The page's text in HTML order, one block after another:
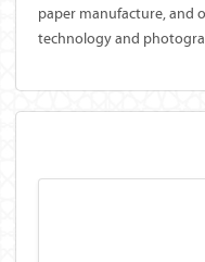
paper manufacture, and
technology and